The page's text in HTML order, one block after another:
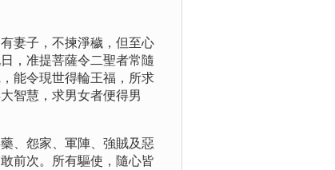
妻子，不揀淨穢，但至心
，准提菩薩令二聖者常隨
能令現世得輪王福，所求
智慧，求男女者便得男
、怨家、軍陣、強賊及惡
前次。所有驅使，隨心皆